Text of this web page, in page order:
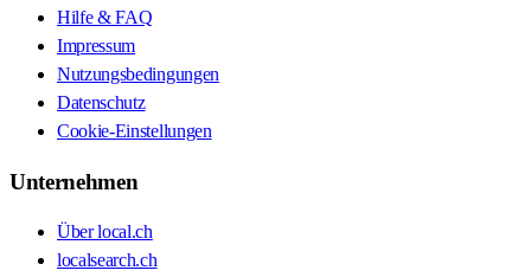
Hilfe & FAQ
Impressum
Nutzungsbedingungen
Datenschutz
Cookie-Einstellungen
Unternehmen
Über local.ch
localsearch.ch